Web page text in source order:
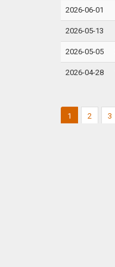
2026-06-01
2026-05-13
2026-05-05
2026-04-28
1 2 3